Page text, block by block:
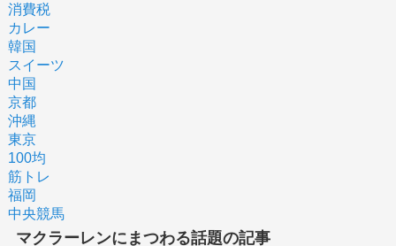
消費税
カレー
韓国
スイーツ
中国
京都
沖縄
東京
100均
筋トレ
福岡
中央競馬
マクラーレンにまつわる話題の記事